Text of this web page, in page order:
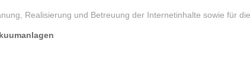
Realisierung und Betreuung der Internetinhalte sowie für